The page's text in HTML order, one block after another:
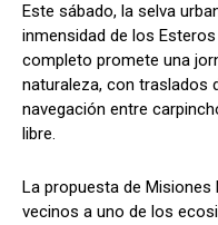
Este sábado, la selva
inmensidad de los
completo promete una
naturaleza, con traslados
navegación entre
libre.
La propuesta de
vecinos a uno de los